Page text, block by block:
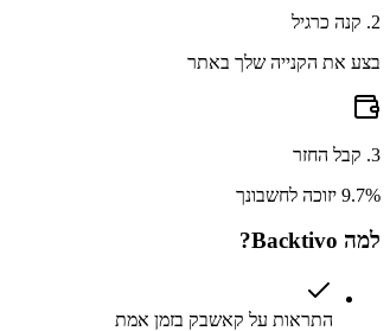
2
. קנה כרגיל
בצע את הקנייה שלך באתר
3
. קבל החזר
9.7% יזוכה לחשבונך
למה Backtivo?
התראות על קאשבק בזמן אמת